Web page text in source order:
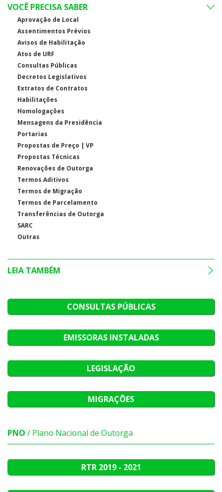
VOCÊ PRECISA SABER
Aprovação de Local
Assentimentos Prévios
Avisos de Habilitação
Atos de URF
Consultas Públicas
Decretos Legislativos
Extratos de Contratos
Habilitações
Homologações
Mensagens da Presidência
Portarias
Propostas de Preço | VP
Propostas Técnicas
Renovações de Outorga
Termos Aditivos
Termos de Migração
Termos de Parcelamento
Transferências de Outorga
SARC
Outras
LEIA TAMBÉM
CONSULTAS PÚBLICAS
EMISSORAS INSTALADAS
LEGISLAÇÃO
MIGRAÇÕES
PNO / Plano Nacional de Outorga
RTR 2019 - 2021